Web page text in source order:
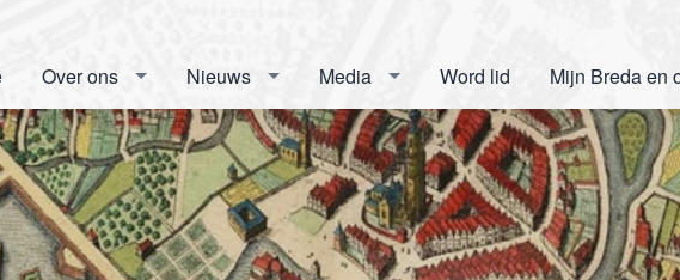
Over ons Nieuws Media Word lid Mijn Breda en